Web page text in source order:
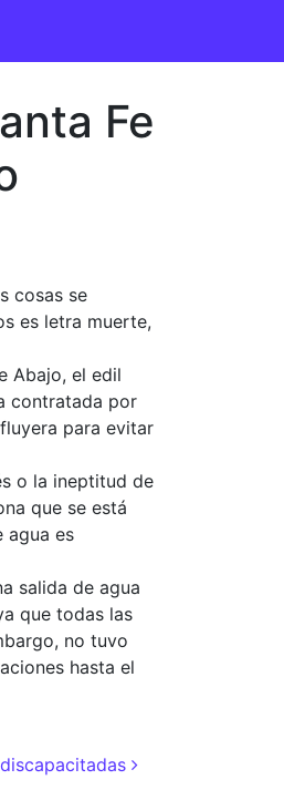
Fe
cosas se
es letra muerte,
Abajo, el edil
contratada por
para evitar
o la ineptitud de
que se está
agua es
salida de agua
que todas las
no tuvo
hasta el